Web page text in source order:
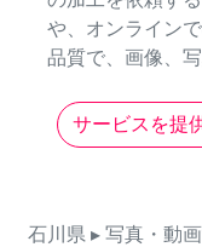
や、オンライン
品質で、画像、
サービスを提
石川県 ▸ 写真・動